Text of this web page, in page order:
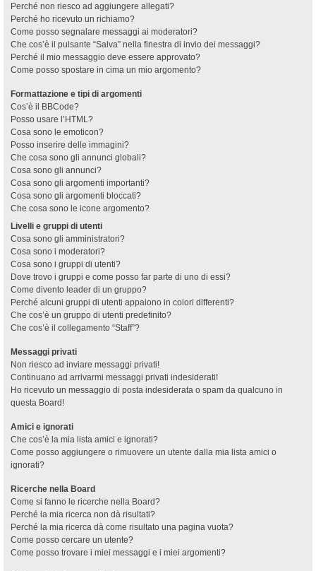
Perché non riesco ad aggiungere allegati?
Perché ho ricevuto un richiamo?
Come posso segnalare messaggi ai moderatori?
Che cos’è il pulsante “Salva” nella finestra di invio dei messaggi?
Perché il mio messaggio deve essere approvato?
Come posso spostare in cima un mio argomento?
Formattazione e tipi di argomenti
Cos’è il BBCode?
Posso usare l’HTML?
Cosa sono le emoticon?
Posso inserire delle immagini?
Che cosa sono gli annunci globali?
Cosa sono gli annunci?
Cosa sono gli argomenti importanti?
Cosa sono gli argomenti bloccati?
Che cosa sono le icone argomento?
Livelli e gruppi di utenti
Cosa sono gli amministratori?
Cosa sono i moderatori?
Cosa sono i gruppi di utenti?
Dove trovo i gruppi e come posso far parte di uno di essi?
Come divento leader di un gruppo?
Perché alcuni gruppi di utenti appaiono in colori differenti?
Che cos’è un gruppo di utenti predefinito?
Che cos’è il collegamento “Staff”?
Messaggi privati
Non riesco ad inviare messaggi privati!
Continuano ad arrivarmi messaggi privati indesiderati!
Ho ricevuto un messaggio di posta indesiderata o spam da qualcuno in
questa Board!
Amici e ignorati
Che cos’è la mia lista amici e ignorati?
Come posso aggiungere o rimuovere un utente dalla mia lista amici o
ignorati?
Ricerche nella Board
Come si fanno le ricerche nella Board?
Perché la mia ricerca non dà risultati?
Perché la mia ricerca dà come risultato una pagina vuota?
Come posso cercare un utente?
Come posso trovare i miei messaggi e i miei argomenti?